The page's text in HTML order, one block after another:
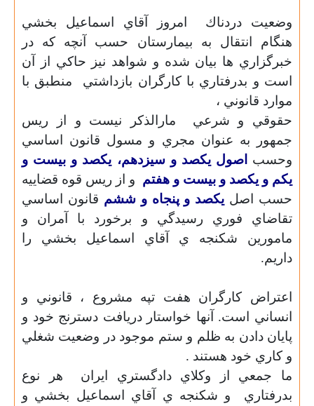
وضعيت دردناك
امروز آقاي اسماعيل بخشي
هنگام انتقال به بيمارستان حسب آنچه كه در
خبرگزاري ها بيان شده و شواهد نيز حاكي از آن
است و بدرفتاري با كارگران بازداشتي
منطبق با
موارد قانوني ،
حقوقي و شرعي
مارالذكر نيست و از ريس
جمهور به عنوان مجري و مسول قانون اساسي
وحسب
اصول يكصد و سيزدهم، يكصد و بيست و
يكم و يكصد و بيست و هفتم
و از ريس قوه قضاييه
حسب اصل يكصد و پنجاه و ششم قانون اساسي
تقاضاي فوري رسيدگي و برخورد با آمران و
مامورين شكنجه ي آقاي اسماعيل بخشي را
داريم.
اعتراض كارگران هفت تپه مشروع ،
قانوني و
انساني است. آنها خواستار دريافت دسترنج خود و
پايان دادن به ظلم و ستم موجود در وضعيت شغلي
و كاري خود هستند .
ما جمعي از وكلاي دادگستري ايران
هر نوع
بدرفتاري
و شكنجه ي آقاي اسماعيل بخشي و